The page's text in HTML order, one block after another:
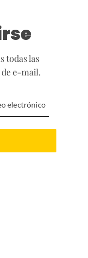
todas las
de e-mail.